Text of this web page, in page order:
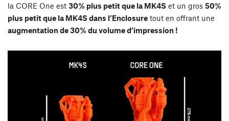
la CORE One est 30% plus petit que la MK4S et un gros 50%
plus petit que la MK4S dans l’Enclosure tout en offrant une
augmentation de 30% du volume d’impression !